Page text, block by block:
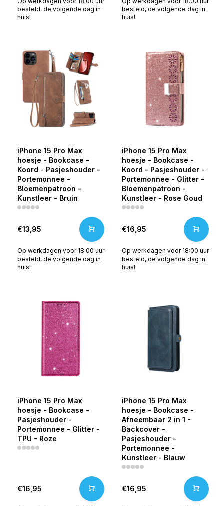
besteld, de volgende dag in
huis!
besteld, de volgende dag in
huis!
iPhone 15 Pro Max
hoesje - Bookcase -
Koord - Pasjeshouder -
Portemonnee -
Bloemenpatroon -
Kunstleer - Bruin
€13,95
Op werkdagen voor 18:00 uur
besteld, de volgende dag in
huis!
iPhone 15 Pro Max
hoesje - Bookcase -
Koord - Pasjeshouder -
Portemonnee - Glitter -
Bloemenpatroon -
Kunstleer - Rose Goud
€16,95
Op werkdagen voor 18:00 uur
besteld, de volgende dag in
huis!
iPhone 15 Pro Max
hoesje - Bookcase -
Pasjeshouder -
Portemonnee - Glitter -
TPU - Roze
€16,95
iPhone 15 Pro Max
hoesje - Bookcase -
Afneembaar 2 in 1 -
Backcover -
Pasjeshouder -
Portemonnee -
Kunstleer - Blauw
€16,95